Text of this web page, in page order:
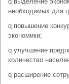
необходимых для
q повышение
экономики;
q улучшение
количество
q расширение